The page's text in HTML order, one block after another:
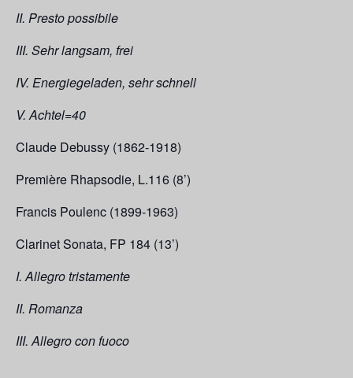
II. Presto possibile
III. Sehr langsam, frei
IV. Energiegeladen, sehr schnell
V. Achtel=40
Claude Debussy (1862-1918)
Première Rhapsodie, L.116 (8’)
Francis Poulenc (1899-1963)
Clarinet Sonata, FP 184 (13’)
I. Allegro tristamente
II. Romanza
III. Allegro con fuoco